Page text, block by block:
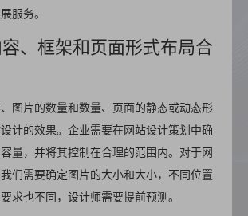
服务。
、框架和页面形式布局合
图片的数量和数量、页面的静态或动态形
计的效果。企业需要在网站设计策划中确
量，并将其控制在合理的范围内。对于网
们需要确定图片的大小和大小，不同位置
求也不同，设计师需要提前预测。